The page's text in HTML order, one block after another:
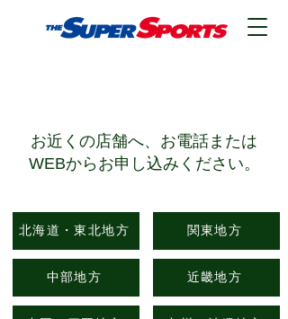
​お近くの店舗へ、お電話または
WEBからお申し込みください。
北海道・東北地方
中部地方
関東地方
近畿地方